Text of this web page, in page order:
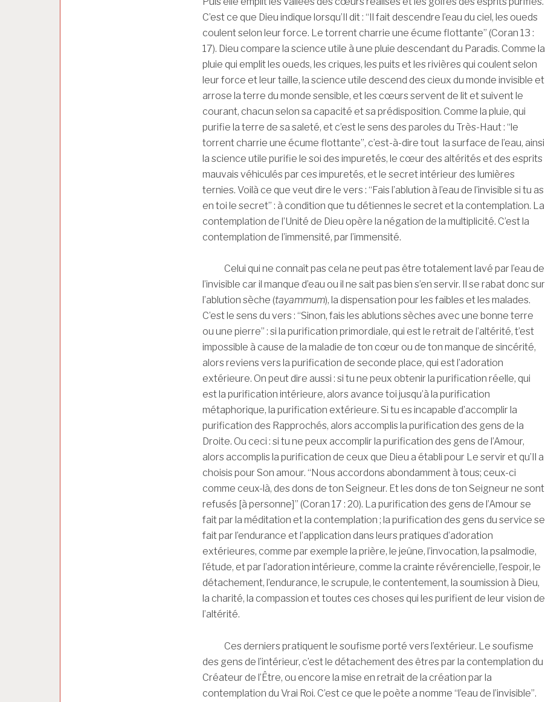
C’est ce que Dieu indique lorsqu’Il dit : “Il fait descendre l’eau du ciel, les oueds
coulent selon leur force. Le torrent charrie une écume flottante” (Coran 13 :
17). Dieu compare la science utile à une pluie descendant du Paradis. Comme la
pluie qui emplit les oueds, les criques, les puits et les rivières qui coulent selon
leur force et leur taille, la science utile descend des cieux du monde invisible et
arrose la terre du monde sensible, et les cœurs servent de lit et suivent le
courant, chacun selon sa capacité et sa prédisposition. Comme la pluie, qui
purifie la terre de sa saleté, et c’est le sens des paroles du Très-Haut : “le
torrent charrie une écume flottante”, c’est-à-dire tout la surface de l’eau, ainsi
la science utile purifie le soi des impuretés, le cœur des altérités et des esprits
mauvais véhiculés par ces impuretés, et le secret intérieur des lumières
ternies. Voilà ce que veut dire le vers : “Fais l’ablution à l’eau de l’invisible si tu as
en toi le secret” : à condition que tu détiennes le secret et la contemplation. La
contemplation de l’Unité de Dieu opère la négation de la multiplicité. C’est la
contemplation de l’immensité, par l’immensité.
Celui qui ne connaît pas cela ne peut pas être totalement lavé par l’eau de
l’invisible car il manque d’eau ou il ne sait pas bien s’en servir. Il se rabat donc sur
l’ablution sèche (tayammum), la dispensation pour les faibles et les malades.
C’est le sens du vers : “Sinon, fais les ablutions sèches avec une bonne terre
ou une pierre” : si la purification primordiale, qui est le retrait de l’altérité, t’est
impossible à cause de la maladie de ton cœur ou de ton manque de sincérité,
alors reviens vers la purification de seconde place, qui est l’adoration
extérieure. On peut dire aussi : si tu ne peux obtenir la purification réelle, qui
est la purification intérieure, alors avance toi jusqu’à la purification
métaphorique, la purification extérieure. Si tu es incapable d’accomplir la
purification des Rapprochés, alors accomplis la purification des gens de la
Droite. Ou ceci : si tu ne peux accomplir la purification des gens de l’Amour,
alors accomplis la purification de ceux que Dieu a établi pour Le servir et qu’Il a
choisis pour Son amour. “Nous accordons abondamment à tous; ceux-ci
comme ceux-là, des dons de ton Seigneur. Et les dons de ton Seigneur ne sont
refusés [à personne]” (Coran 17 : 20). La purification des gens de l’Amour se
fait par la méditation et la contemplation ; la purification des gens du service se
fait par l’endurance et l’application dans leurs pratiques d’adoration
extérieures, comme par exemple la prière, le jeûne, l’invocation, la psalmodie,
l’étude, et par l’adoration intérieure, comme la crainte révérencielle, l’espoir, le
détachement, l’endurance, le scrupule, le contentement, la soumission à Dieu,
la charité, la compassion et toutes ces choses qui les purifient de leur vision de
l’altérité.
Ces derniers pratiquent le soufisme porté vers l’extérieur. Le soufisme
des gens de l’intérieur, c’est le détachement des êtres par la contemplation du
Créateur de l’Être, ou encore la mise en retrait de la création par la
contemplation du Vrai Roi. C’est ce que le poète a nomme “l’eau de l’invisible”.